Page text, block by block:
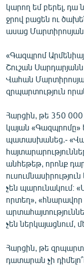
կարող եմ բերել, դա
ջրով բացեն ու
ասաց
«Գազպրոմ
Շուշան Սարդարյանն
Վահան
զրպարտություն
Հարցին, թե 350 000
կայան «Գազպրոմը»
պատասխանեց.-
անհեթեթ, որոնք
չեն պարունակում։
որտեղ», «հնարավոր
չեն ներկայացնում,
Հարցին, թե
դատարան չի